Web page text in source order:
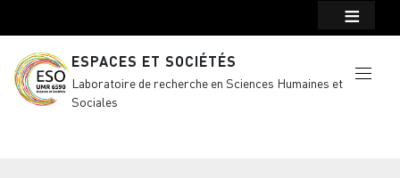
ESPACES ET SOCIÉTÉS
Laboratoire de recherche en Sciences Humaines et
Sociales